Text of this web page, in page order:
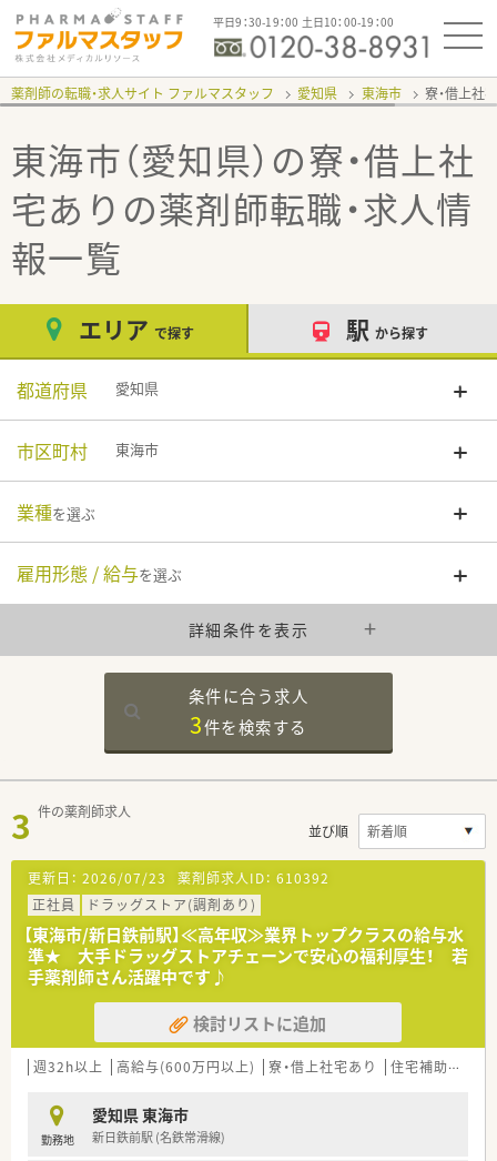
平日9：30-19：00 土日10：00-19：00
薬剤師の転職・求人サイト ファルマスタッフ 愛知県 東海市 寮・借上社
東海市（愛知県）の寮・借上社
宅あり の薬剤師転職・求人情
報一覧
エリア で探す 駅 から探す
都道府県 愛知県
市区町村 東海市
業種を選ぶ
雇用形態 / 給与を選ぶ
詳細条件を表示
条件に合う求人
3件を検索する
3 件の薬剤師求人
並び順
更新日： 2026/07/23 薬剤師求人ID： 610392
正社員
ドラッグストア(調剤あり)
【東海市/新日鉄前駅】≪高年収≫業界トップクラスの給与水
準★ 大手ドラッグストアチェーンで安心の福利厚生！ 若
手薬剤師さん活躍中です♪
検討リストに追加
週32h以上 高給与(600万円以上) 寮・借上社宅あり 住宅補助(手当)あり
勤務地
愛知県 東海市
新日鉄前駅 (名鉄常滑線)